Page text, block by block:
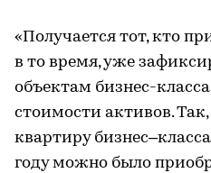
«Получается тот, кто
в то время, уже
объектам бизнес-
стоимости активов.
квартиру
году можно было